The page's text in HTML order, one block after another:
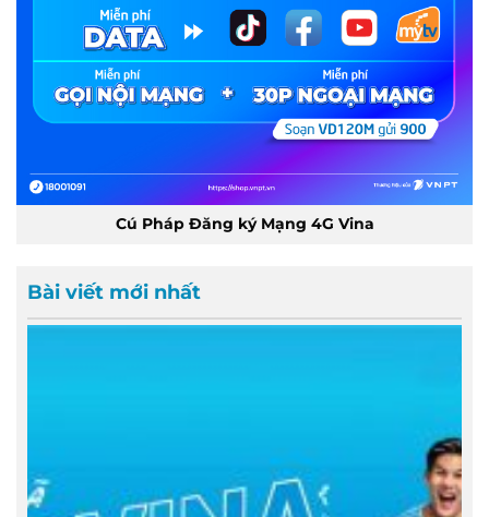
Cú Pháp Đăng ký Mạng 4G Vina
Bài viết mới nhất